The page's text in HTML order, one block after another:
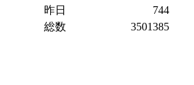
昨日
744
総数
3501385